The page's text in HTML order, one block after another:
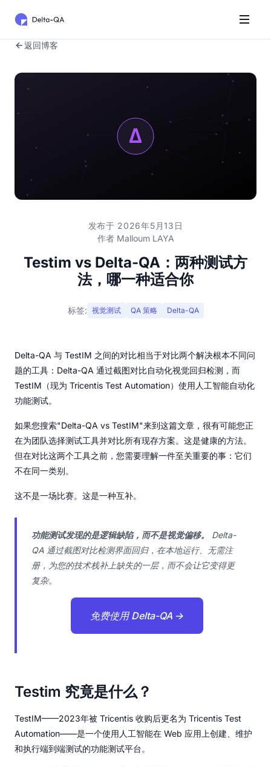
返回博客
发布于 2026年5月13日
作者 Malloum LAYA
Testim vs Delta-QA：两种测试方
法，哪一种适合你
标签: 视觉测试 QA 策略 Delta-QA
Delta-QA 与 TestIM 之间的对比相当于对比两个解决根本不同问
题的工具：Delta-QA 通过截图对比自动化视觉回归检测，而
TestIM（现为 Tricentis Test Automation）使用人工智能自动化
功能测试。
如果您搜索"Delta-QA vs TestIM"来到这篇文章，很有可能您正
在为团队选择测试工具并对比所有现存方案。这是健康的方法。
但在对比这两个工具之前，您需要理解一件至关重要的事：它们
不在同一类别。
这不是一场比赛。这是一种互补。
功能测试发现的是逻辑缺陷，而不是视觉偏移。
Delta-
QA 通过截图对比检测界面回归，在本地运行、无需注
册，为您的技术栈补上缺失的一层，而不会让它变得更
复杂。
免费使用 Delta-QA →
Testim 究竟是什么？
TestIM——2023年被 Tricentis 收购后更名为 Tricentis Test
Automation——是一个使用人工智能在 Web 应用上创建、维护
和执行端到端测试的功能测试平台。